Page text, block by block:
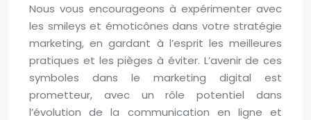
Nous vous encourageons à expérimenter avec
les smileys et émoticônes dans votre stratégie
marketing, en gardant à l’esprit les meilleures
pratiques et les pièges à éviter. L’avenir de ces
symboles dans le marketing digital est
prometteur, avec un rôle potentiel dans
l’évolution de la communication en ligne et